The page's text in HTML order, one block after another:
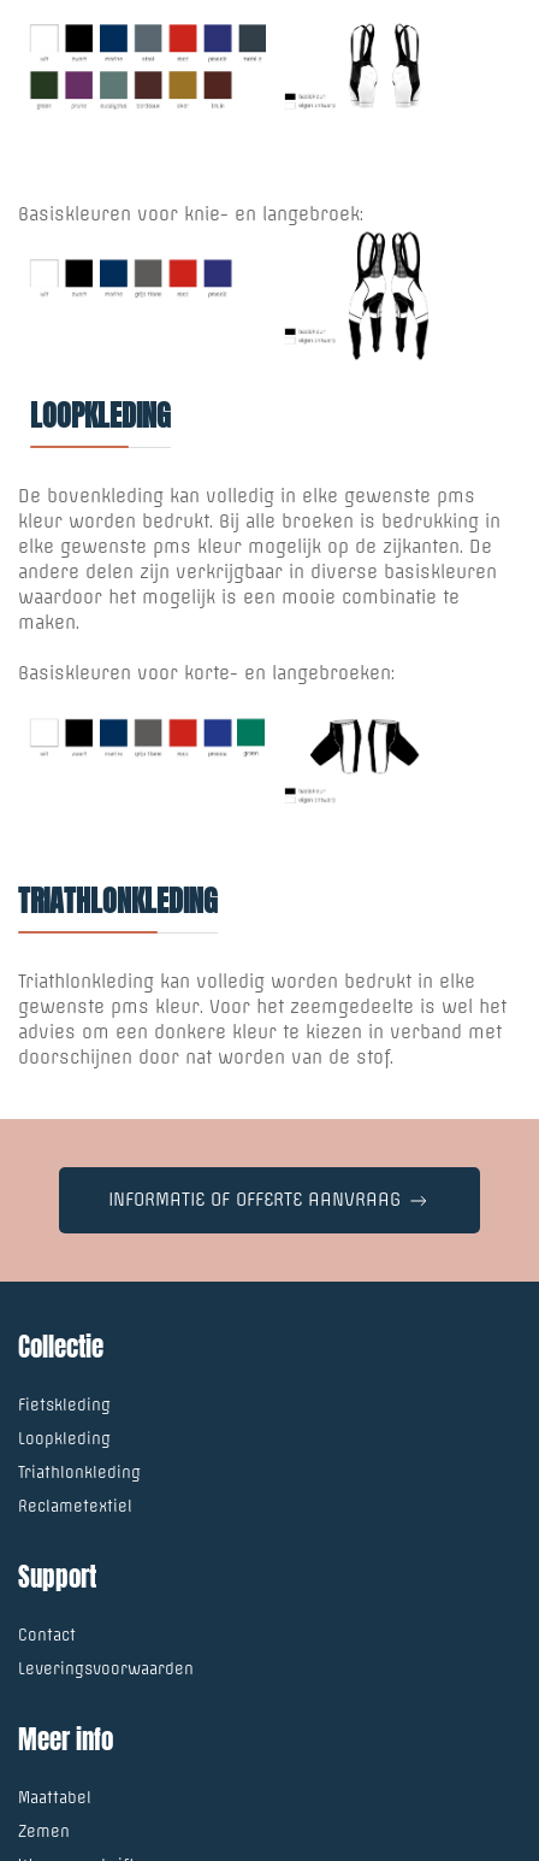
Basiskleuren voor knie- en langebroek:
LOOPKLEDING
De bovenkleding kan volledig in elke gewenste pms
kleur worden bedrukt. Bij alle broeken is bedrukking in
elke gewenste pms kleur mogelijk op de zijkanten. De
andere delen zijn verkrijgbaar in diverse basiskleuren
waardoor het mogelijk is een mooie combinatie te
maken.
Basiskleuren voor korte- en langebroeken:
TRIATHLONKLEDING
Triathlonkleding kan volledig worden bedrukt in elke
gewenste pms kleur. Voor het zeemgedeelte is wel het
advies om een donkere kleur te kiezen in verband met
doorschijnen door nat worden van de stof.
INFORMATIE OF OFFERTE AANVRAAG
Collectie
Fietskleding
Loopkleding
Triathlonkleding
Reclametextiel
Support
Contact
Leveringsvoorwaarden
Meer info
Maattabel
Zemen